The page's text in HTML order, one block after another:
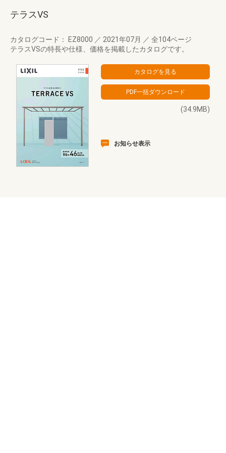
テラスVS
カタログコード： EZ8000 ／ 2021年07月 ／ 全104ページ
テラスVSの特長や仕様、価格を掲載したカタログです。
(34.9MB)
お知らせ表示